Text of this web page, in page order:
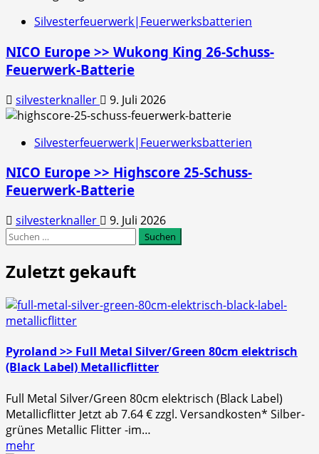
Silvesterfeuerwerk|Feuerwerksbatterien
NICO Europe >> Wukong King 26-Schuss-
Feuerwerk-Batterie
silvesterknaller 9. Juli 2026
Silvesterfeuerwerk|Feuerwerksbatterien
NICO Europe >> Highscore 25-Schuss-
Feuerwerk-Batterie
silvesterknaller
9. Juli 2026
Suchen
Zuletzt gekauft
Pyroland >> Full Metal Silver/Green 80cm elektrisch
(Black Label) Metallicflitter
Full Metal Silver/Green 80cm elektrisch (Black Label)
Metallicflitter Jetzt ab 7.64 € zzgl. Versandkosten* Silber-
grünes Metallic Flitter -im…
mehr